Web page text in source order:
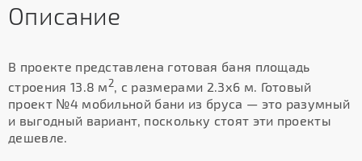
Описание
В проекте представлена готовая баня площадь
строения 13.8 м2, с размерами 2.3х6 м. Готовый
проект №4 мобильной бани из бруса — это разумный
и выгодный вариант, поскольку стоят эти проекты
дешевле.